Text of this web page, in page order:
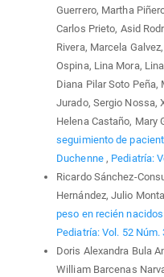
Guerrero, Martha
Carlos Prieto, Asid
Rivera, Marcela
Ospina, Lina Mora,
Diana Pilar Soto
Jurado, Sergio Nossa,
Helena Castaño, Mary
seguimiento de
Duchenne , Pediatría:
Ricardo Sánchez-
Hernández, Julio
peso en recién
Pediatría: Vol. 52 Núm.
Doris Alexandra Bula
William Barcenas